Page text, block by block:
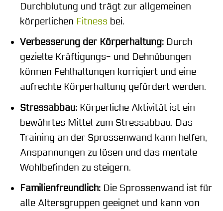
Durchblutung und trägt zur allgemeinen
körperlichen Fitnessbei.
Verbesserung der Körperhaltung:Durch
gezielte Kräftigungs- und Dehnübungen
können Fehlhaltungen korrigiert und eine
aufrechte Körperhaltung gefördert werden.
Stressabbau:Körperliche Aktivität ist ein
bewährtes Mittel zum Stressabbau. Das
Training an der Sprossenwand kann helfen,
Anspannungen zu lösen und das mentale
Wohlbefinden zu steigern.
Familienfreundlich:Die Sprossenwand ist für
alle Altersgruppen geeignet und kann von